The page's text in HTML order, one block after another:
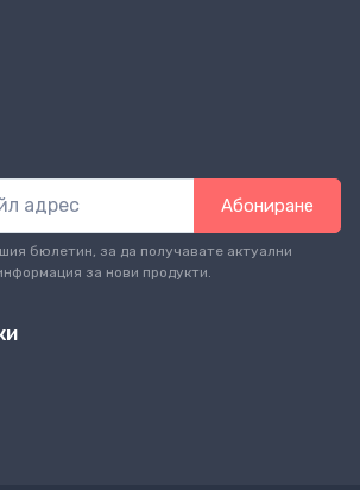
Абониране
бюлетин, за да получавате актуални
за нови продукти.